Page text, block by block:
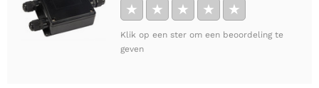
★ ★ ★ ★ ★
Klik op een ster om een beoordeling te
geven